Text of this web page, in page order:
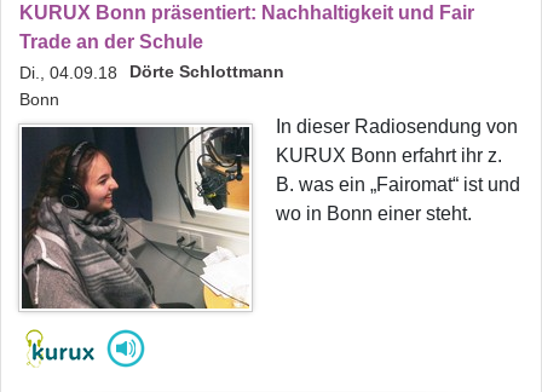
KURUX Bonn präsentiert: Nachhaltigkeit und Fair
Trade an der Schule
Di., 04.09.18 Dörte Schlottmann
Bonn
In dieser Radiosendung von
KURUX Bonn erfahrt ihr z.
B. was ein „Fairomat“ ist und
wo in Bonn einer steht.